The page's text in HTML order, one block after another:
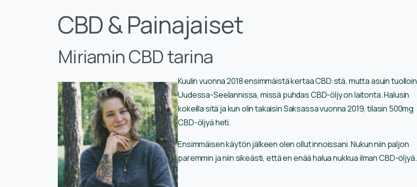
CBD & Painajaiset
Miriamin CBD tarina
Kuulin vuonna 2018 ensimmäistä kertaa CBD:stä, mutta asuin tuolloin
Uudessa-Seelannissa, missä puhdas CBD-öljy on laitonta. Halusin
kokeilla sitä ja kun olin takaisin Saksassa vuonna 2019, tilasin 500mg
CBD-öljyä heti.
Ensimmäisen käytön jälkeen olen ollut innoissani. Nukun niin paljon
paremmin ja niin sikeästi, että en enää halua nukkua ilman CBD-öljyä.